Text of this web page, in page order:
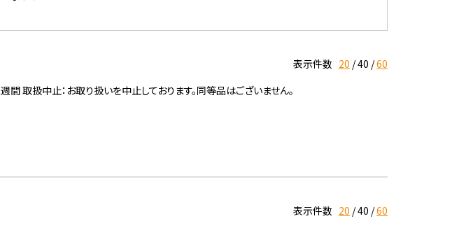
表示件数 20 40 60
扱中止：お取り扱いを中止しております。同等品はございません。
表示件数 20 40 60